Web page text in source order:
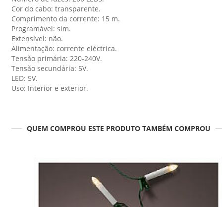
Cor do cabo: transparente.
Comprimento da corrente: 15 m.
Programável: sim.
Extensível: não.
Alimentação: corrente eléctrica.
Tensão primária: 220-240V.
Tensão secundária: 5V.
LED: 5V.
Uso: Interior e exterior.
QUEM COMPROU ESTE PRODUTO TAMBÉM COMPROU